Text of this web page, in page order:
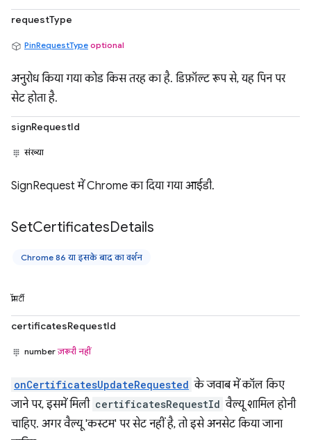
requestType
PinRequestType optional
अनुरोध किया गया कोड किस तरह का है. डिफ़ॉल्ट रूप से, यह पिन पर
सेट होता है.
signRequestId
संख्या
SignRequest में Chrome का दिया गया आईडी.
SetCertificatesDetails
Chrome 86 या इसके बाद का वर्शन
प्रॉपर्टी
certificatesRequestId
numberज़रूरी नहीं
onCertificatesUpdateRequested के जवाब में कॉल किए
जाने पर, इसमें मिली certificatesRequestId वैल्यू शामिल होनी
चाहिए. अगर वैल्यू 'कस्टम' पर सेट नहीं है, तो इसे अनसेट किया जाना